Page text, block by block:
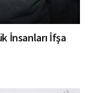
İnsanları İfşa